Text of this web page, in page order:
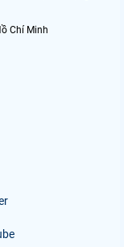
Chí Minh